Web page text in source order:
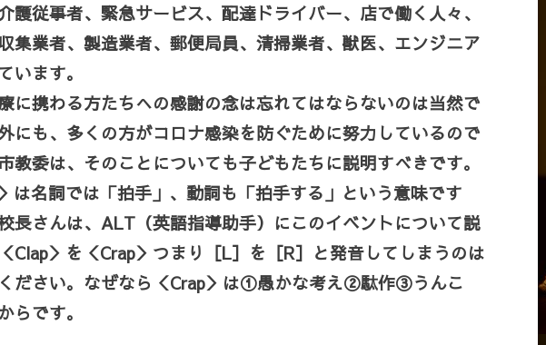
護従事者、緊急サービス、配達ドライバー、店で働く人々、
集業者、製造業者、郵便局員、清掃業者、獣医、エンジニア
います。
に携わる方たちへの感謝の念は忘れてはならないのは当然で
にも、多くの方がコロナ感染を防ぐために努力しているので
教委は、そのことについても子どもたちに説明すべきです。
は名詞では「拍手」、動詞も「拍手する」という意味です
長さんは、ALT（英語指導助手）にこのイベントについて説
Clap＞を＜Crap＞つまり［L］を［R］と発音してしまうのは
ださい。なぜなら＜Crap＞は①愚かな考え②駄作③うんこ
らです。